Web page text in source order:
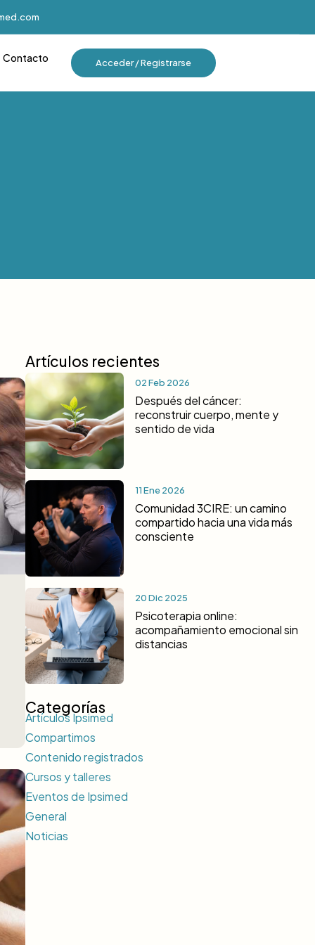
Contacto Acceder / Registrarse
Artículos recientes
02 Feb 2026
Después del cáncer:
reconstruir cuerpo, mente y
sentido de vida
11 Ene 2026
Comunidad 3CIRE: un camino
compartido hacia una vida más
consciente
20 Dic 2025
Psicoterapia online:
acompañamiento emocional sin
distancias
Categorías
Artículos Ipsimed
Compartimos
Contenido registrados
Cursos y talleres
Eventos de Ipsimed
General
Noticias